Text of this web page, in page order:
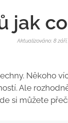
jak
Aktualizováno: 8
Někoho
Ale
si můžete